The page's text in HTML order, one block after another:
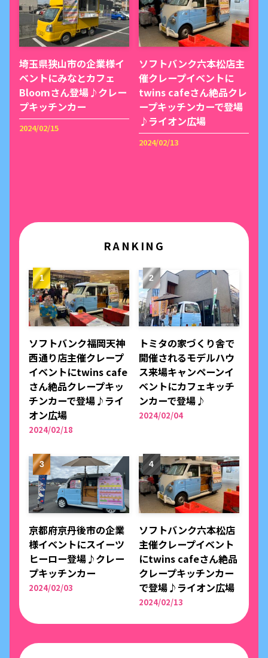
埼玉県狭山市の企業様イ
ベントにみなとカフェ
Bloomさん登場♪クレー
プキッチンカー
2024/02/15
ソフトバンク六本松店主
催クレープイベントに
twins cafeさん絶品クレ
ープキッチンカーで登場
♪ライオン広場
2024/02/13
RANKING
ソフトバンク福岡天神
西通り店主催クレープ
イベントにtwins cafe
さん絶品クレープキッ
チンカーで登場♪ライ
オン広場
2024/02/18
トミタの家づくり舎で
開催されるモデルハウ
ス来場キャンペーンイ
ベントにカフェキッチ
ンカーで登場♪
2024/02/04
京都府京丹後市の企業
様イベントにスイーツ
ヒーロー登場♪クレー
プキッチンカー
2024/02/03
ソフトバンク六本松店
主催クレープイベント
にtwins cafeさん絶品
クレープキッチンカー
で登場♪ライオン広場
2024/02/13